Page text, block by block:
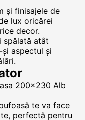
și finisajele de
lux oricărei
decor.
spălată atât
aspectul și
200x230 Alb
te va face
perfectă pentru